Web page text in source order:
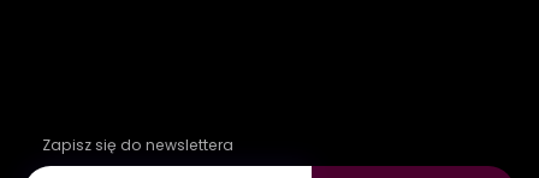
Zapisz się do newslettera